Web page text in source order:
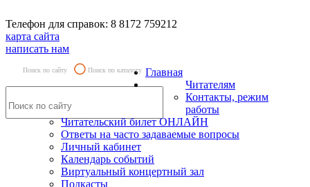
Телефон для справок: 8 8172 759212
карта сайта
написать нам
Поиск по сайту Поиск по каталогу Главная
Читателям
Контакты, режим
работы
Читательский билет ОНЛАЙН
Ответы на часто задаваемые вопросы
Личный кабинет
Календарь событий
Виртуальный концертный зал
Подкасты